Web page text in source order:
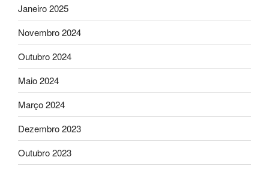
Janeiro 2025
Novembro 2024
Outubro 2024
Maio 2024
Março 2024
Dezembro 2023
Outubro 2023